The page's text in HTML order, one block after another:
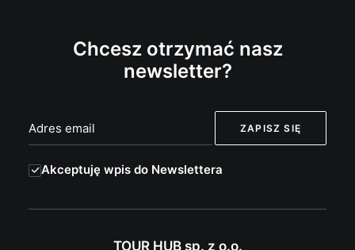
Chcesz otrzymać nasz
newsletter?
Akceptuję wpis do Newslettera
TOUR HUB sp. z o.o.